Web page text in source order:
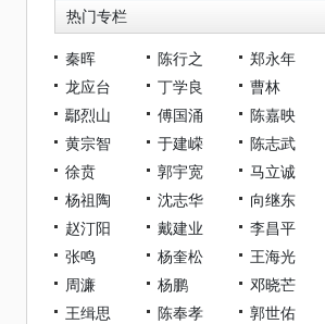
热门专栏
秦晖 陈行之
郑永年
龙应台
丁学良
曹林
鄢烈山
傅国涌
陈嘉映
黄宗智
于建嵘
陈志武
徐贲
郭宇宽
马立诚
杨祖陶
沈志华
向继东
赵汀阳
戴建业
李昌平
张鸣
杨奎松
王海光
周濂
杨鹏
邓晓芒
王缉思
陈奉孝
郭世佑